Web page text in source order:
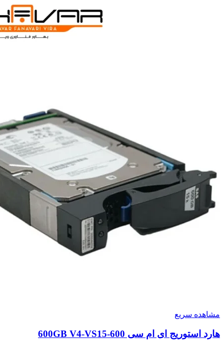
مشاهده سریع
هارد استوریج ای ام سی 600GB V4-VS15-600